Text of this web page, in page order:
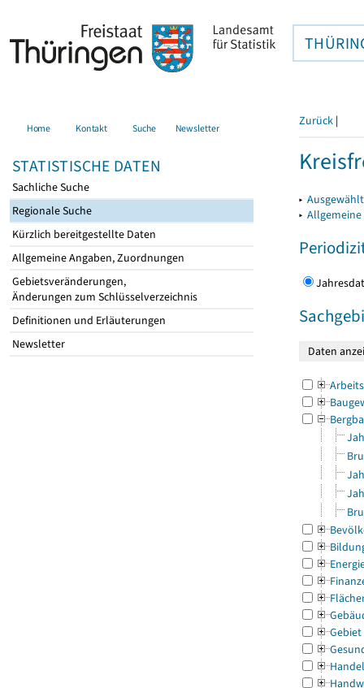
Home Kontakt Suche Newsletter
STATISTISCHE DATEN
Sachliche Suche
Regionale Suche
Kürzlich bereitgestellte Daten
Allgemeine Angaben, Zuordnungen
Gebietsveränderungen,
Änderungen zum Schlüsselverzeichnis
Definitionen und Erläuterungen
Newsletter
Zurück |
▸
▸
Gebiet